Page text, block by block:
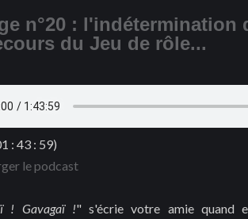
n°20 :
du Jeu de rôle...
: 43 : 59)
le podcast
! Gavagaï !" s'écrie votre amie quand